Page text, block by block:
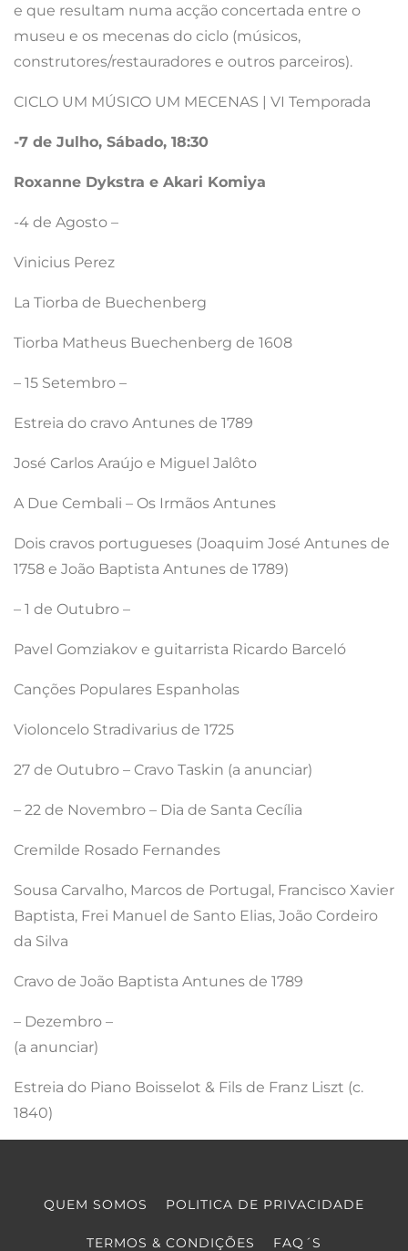
e que resultam numa acção concertada entre o
museu e os mecenas do ciclo (músicos,
construtores/restauradores e outros parceiros).
CICLO UM MÚSICO UM MECENAS | VI Temporada
-7 de Julho, Sábado, 18:30
Roxanne Dykstra e Akari Komiya
-4 de Agosto –
Vinicius Perez
La Tiorba de Buechenberg
Tiorba Matheus Buechenberg de 1608
– 15 Setembro –
Estreia do cravo Antunes de 1789
José Carlos Araújo e Miguel Jalôto
A Due Cembali – Os Irmãos Antunes
Dois cravos portugueses (Joaquim José Antunes de
1758 e João Baptista Antunes de 1789)
– 1 de Outubro –
Pavel Gomziakov e guitarrista Ricardo Barceló
Canções Populares Espanholas
Violoncelo Stradivarius de 1725
27 de Outubro – Cravo Taskin (a anunciar)
– 22 de Novembro – Dia de Santa Cecília
Cremilde Rosado Fernandes
Sousa Carvalho, Marcos de Portugal, Francisco Xavier
Baptista, Frei Manuel de Santo Elias, João Cordeiro
da Silva
Cravo de João Baptista Antunes de 1789
– Dezembro –
(a anunciar)
Estreia do Piano Boisselot & Fils de Franz Liszt (c.
1840)
QUEM SOMOS POLITICA DE PRIVACIDADE
TERMOS & CONDIÇÕES FAQ´S